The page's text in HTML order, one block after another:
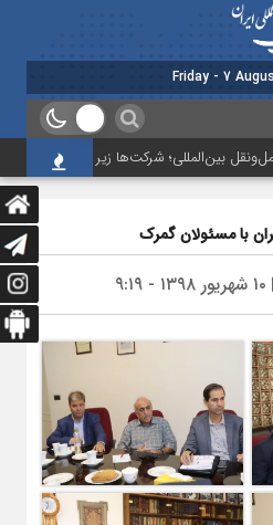
بین‌المللی؛ شرکت‌ها زیر فشار نقدینگی،
با مسئولان گمرک